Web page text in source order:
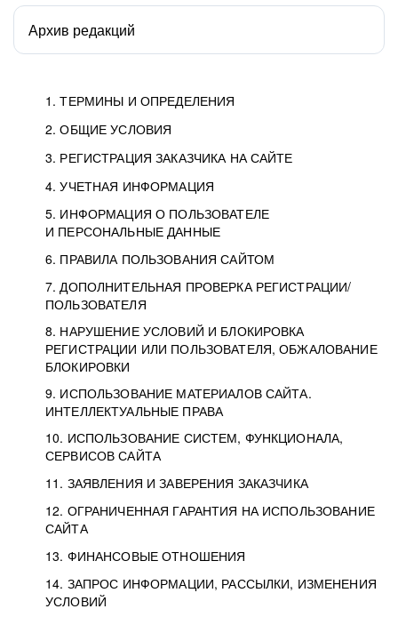
1. ТЕРМИНЫ И ОПРЕДЕЛЕНИЯ
2. ОБЩИЕ УСЛОВИЯ
3. РЕГИСТРАЦИЯ ЗАКАЗЧИКА НА САЙТЕ
4. УЧЕТНАЯ ИНФОРМАЦИЯ
5. ИНФОРМАЦИЯ О ПОЛЬЗОВАТЕЛЕ
И ПЕРСОНАЛЬНЫЕ ДАННЫЕ
6. ПРАВИЛА ПОЛЬЗОВАНИЯ САЙТОМ
7. ДОПОЛНИТЕЛЬНАЯ ПРОВЕРКА РЕГИСТРАЦИИ/
ПОЛЬЗОВАТЕЛЯ
8. НАРУШЕНИЕ УСЛОВИЙ И БЛОКИРОВКА
РЕГИСТРАЦИИ ИЛИ ПОЛЬЗОВАТЕЛЯ, ОБЖАЛОВАНИЕ
БЛОКИРОВКИ
9. ИСПОЛЬЗОВАНИЕ МАТЕРИАЛОВ САЙТА.
ИНТЕЛЛЕКТУАЛЬНЫЕ ПРАВА
10. ИСПОЛЬЗОВАНИЕ СИСТЕМ, ФУНКЦИОНАЛА,
СЕРВИСОВ САЙТА
11. ЗАЯВЛЕНИЯ И ЗАВЕРЕНИЯ ЗАКАЗЧИКА
12. ОГРАНИЧЕННАЯ ГАРАНТИЯ НА ИСПОЛЬЗОВАНИЕ
САЙТА
13. ФИНАНСОВЫЕ ОТНОШЕНИЯ
14. ЗАПРОС ИНФОРМАЦИИ, РАССЫЛКИ, ИЗМЕНЕНИЯ
УСЛОВИЙ
Архив редакций